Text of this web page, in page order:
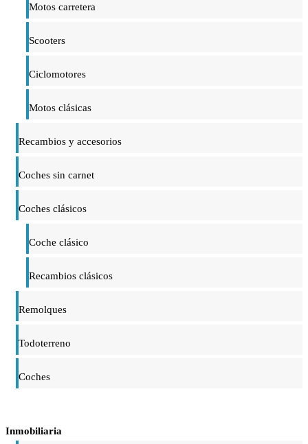
Motos carretera
Scooters
Ciclomotores
Motos clásicas
Recambios y accesorios
Coches sin carnet
Coches clásicos
Coche clásico
Recambios clásicos
Remolques
Todoterreno
Coches
Inmobiliaria